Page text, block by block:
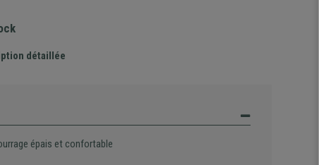
détaillée
épais et confortable